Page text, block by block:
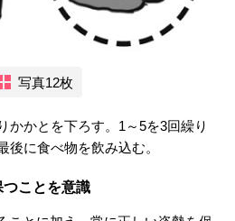
写真12枚
かかとを下ろす。1～5を3回繰り
後に食べ物を飲み込む。
ことを意識